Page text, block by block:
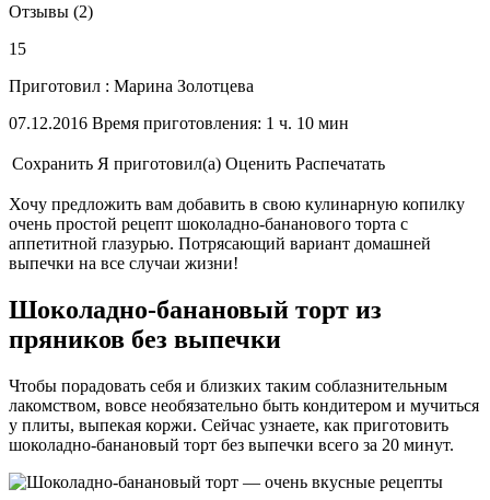
Отзывы (2)
15
Приготовил : Марина Золотцева
07.12.2016 Время приготовления: 1 ч. 10 мин
Сохранить Я приготовил(а) Оценить Распечатать
Хочу предложить вам добавить в свою кулинарную копилку
очень простой рецепт шоколадно-бананового торта с
аппетитной глазурью. Потрясающий вариант домашней
выпечки на все случаи жизни!
Шоколадно-банановый торт из
пряников без выпечки
Чтобы порадовать себя и близких таким соблазнительным
лакомством, вовсе необязательно быть кондитером и мучиться
у плиты, выпекая коржи. Сейчас узнаете, как приготовить
шоколадно-банановый торт без выпечки всего за 20 минут.